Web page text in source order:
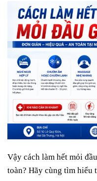
Vậy cách làm hết mỏi
toàn? Hãy cùng tìm hiểu